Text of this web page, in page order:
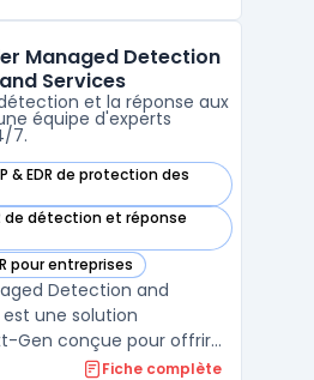
Managed Detection
and Services
et la réponse aux
équipe d'experts
7.
& EDR de protection des
Managed Detection and Services dans
de détection et réponse
Managed Detection and Services dans
pour entreprises
Managed Detection and Services dans
Detection and
est une solution
Gen conçue pour offrir
une remédiation contre
Fiche complète